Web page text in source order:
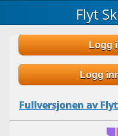
Flyt
Logg
Logg
Fullversjonen av